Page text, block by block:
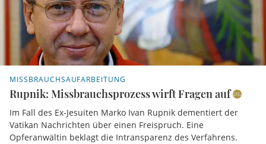
MISSBRAUCHSAUFARBEITUNG
Rupnik: Missbrauchsprozess wirft Fragen auf
Im Fall des Ex-Jesuiten Marko Ivan Rupnik dementiert der
Vatikan Nachrichten über einen Freispruch. Eine
Opferanwältin beklagt die Intransparenz des Verfahrens.